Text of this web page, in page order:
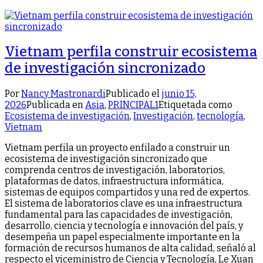
Vietnam perfila construir ecosistema
de investigación sincronizado
PorNancy MastronardiPublicado eljunio 15,
2026Publicada enAsia, PRINCIPAL1Etiquetada como
Ecosistema de investigación, Investigación, tecnología,
Vietnam
Vietnam perfila un proyecto enfilado a construir un
ecosistema de investigación sincronizado que
comprenda centros de investigación, laboratorios,
plataformas de datos, infraestructura informática,
sistemas de equipos compartidos y una red de expertos.
El sistema de laboratorios clave es una infraestructura
fundamental para las capacidades de investigación,
desarrollo, ciencia y tecnología e innovación del país, y
desempeña un papel especialmente importante en la
formación de recursos humanos de alta calidad, señaló al
respecto el viceministro de Ciencia y Tecnología, Le Xuan